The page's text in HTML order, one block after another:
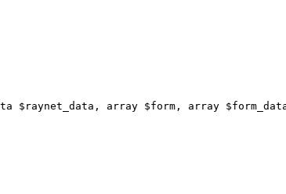
$ raynet_data , array $form , array $